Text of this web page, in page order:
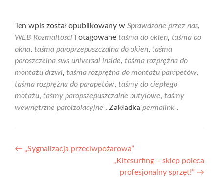
Ten wpis został opublikowany w Sprawdzone przez nas,
WEB Rozmaitości i otagowane taśma do okien, taśma do
okna, taśma paroprzepuszczalna do okien, taśma
paroszczelna sws universal inside, taśma rozprężna do
montażu drzwi, taśma rozprężna do montażu parapetów,
taśma rozprężna do parapetów, taśmy do ciepłego
motażu, taśmy paropszepuszczalne butylowe, taśmy
wewnętrzne paroizolacyjne . Zakładka permalink .
Nawigacja
← „Sygnalizacja przeciwpożarowa”
„Kitesurfing – sklep poleca
profesjonalny sprzęt!” →